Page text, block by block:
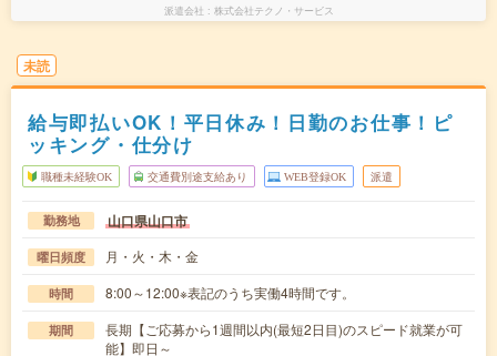
派遣会社 株式会社テクノ・サービス
未読
給与即払いOK！平日休み！日勤のお仕事！ピ
ッキング・仕分け
職種未経験OK 交通費別途支給あり WEB登録OK 派遣
勤務地 山口県山口市
曜日頻度 月・火・木・金
時間 8:00～12:00※表記のうち実働4時間です。
期間
長期【ご応募から1週間以内(最短2日目)のスピード就業が可
能】即日～